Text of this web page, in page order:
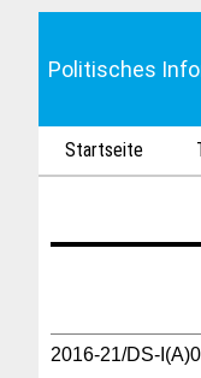
Politisches
Startseite
2016-21/DS-